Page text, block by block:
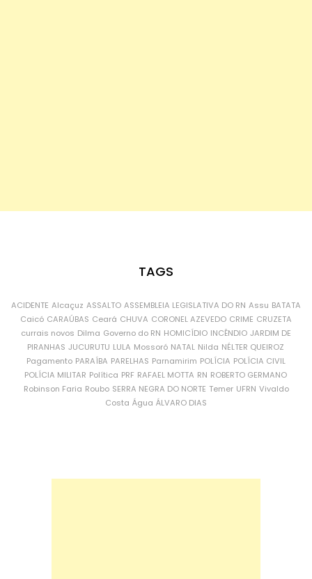
TAGS
ACIDENTE Alcaçuz ASSALTO ASSEMBLEIA LEGISLATIVA DO RN Assu BATATA
Caicó CARAÚBAS Ceará CHUVA CORONEL AZEVEDO CRIME CRUZETA
currais novos Dilma Governo do RN HOMICÍDIO INCÊNDIO JARDIM DE
PIRANHAS JUCURUTU LULA Mossoró NATAL Nilda NÉLTER QUEIROZ
Pagamento PARAÍBA PARELHAS Parnamirim POLÍCIA POLÍCIA CIVIL
POLÍCIA MILITAR Política PRF RAFAEL MOTTA RN ROBERTO GERMANO
Robinson Faria Roubo SERRA NEGRA DO NORTE Temer UFRN Vivaldo
Costa Água ÁLVARO DIAS